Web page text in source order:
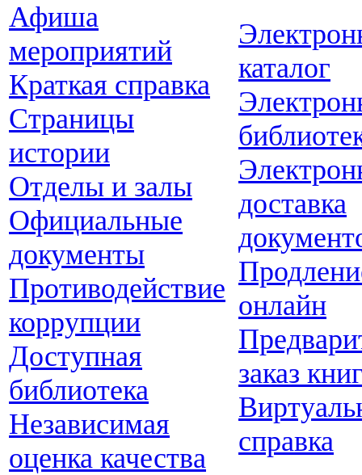
Афиша
мероприятий
Краткая справка
Страницы
истории
Отделы и залы
Официальные
документы
Противодействие
коррупции
Доступная
библиотека
Независимая
оценка качества
каталог
доставка
онлайн
заказ
справка